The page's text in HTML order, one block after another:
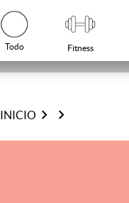
Todo Fitness
INICIO chevron_right chevron_right